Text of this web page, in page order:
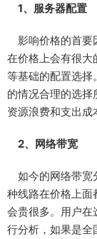
1、服务器配置
影响价格的首要
在价格上会有很大
等基础的配置选择
的情况合理的选
资源浪费和支出成
2、网络带宽
如今的网络带宽
种线路在价格上面
会贵很多。用户在
行分析，如果是全